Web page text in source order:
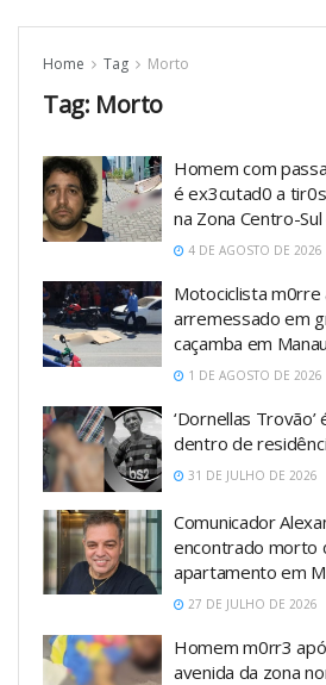
Home Tag Morto
Tag: Morto
Homem com
é ex3cutad0 a
na Zona Centro-
4 DE AGOSTO DE 2026
Motociclista
arremessado em
caçamba em
1 DE AGOSTO DE 2026
‘Dornellas
dentro de
31 DE JULHO DE 2026
Comunicador
encontrado morto
apartamento em
27 DE JULHO DE 2026
Homem m0rr3
avenida da zona